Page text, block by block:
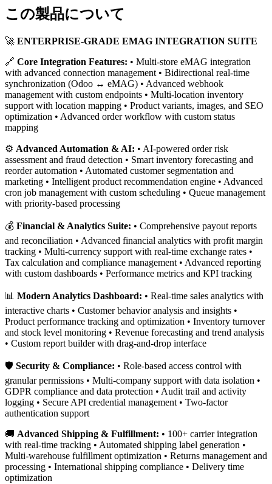
この製品について
🚀 ENTERPRISE-GRADE EMAG INTEGRATION SUITE
🔗 Core Integration Features: • Multi-store eMAG integration
with advanced connection management • Bidirectional real-time
synchronization (Odoo ↔ eMAG) • Advanced webhook
management with custom endpoints • Multi-location inventory
support with location mapping • Product variants, images, and SEO
optimization • Advanced order workflow with custom status
mapping
⚙️ Advanced Automation & AI: • AI-powered order risk
assessment and fraud detection • Smart inventory forecasting and
reorder automation • Automated customer segmentation and
marketing • Intelligent product recommendation engine • Advanced
cron job management with custom scheduling • Queue management
with priority-based processing
💰 Financial & Analytics Suite: • Comprehensive payout reports
and reconciliation • Advanced financial analytics with profit margin
tracking • Multi-currency support with real-time exchange rates •
Tax calculation and compliance management • Advanced reporting
with custom dashboards • Performance metrics and KPI tracking
📊 Modern Analytics Dashboard: • Real-time sales analytics with
interactive charts • Customer behavior analysis and insights •
Product performance tracking and optimization • Inventory turnover
and stock level monitoring • Revenue forecasting and trend analysis
• Custom report builder with drag-and-drop interface
🛡️ Security & Compliance: • Role-based access control with
granular permissions • Multi-company support with data isolation •
GDPR compliance and data protection • Audit trail and activity
logging • Secure API credential management • Two-factor
authentication support
🚚 Advanced Shipping & Fulfillment: • 100+ carrier integration
with real-time tracking • Automated shipping label generation •
Multi-warehouse fulfillment optimization • Returns management and
processing • International shipping compliance • Delivery time
optimization